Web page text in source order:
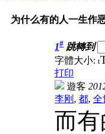
为什么有的人一生作
1# 跳轉到
字體大小: t
打印
遊客
李刚 , 都, 全
而